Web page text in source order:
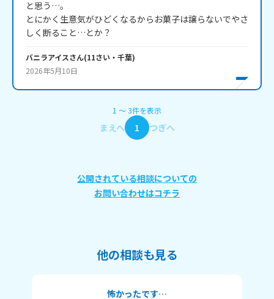
と思う…。
とにかく生意気がひどくなるからお菓子は譲らないでやさ
しく断ること…とか？
バニラアイスさん(11さい・ 千葉)
2026年5月10日
1 〜3件を表示
まえへ 1 つぎへ
公開されている相談についての
お問い合わせはコチラ
他の相談も見る
怖かったです…